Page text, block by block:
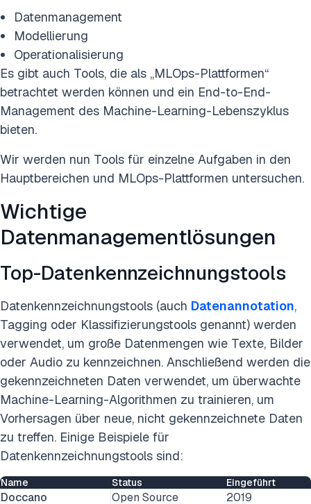
Datenmanagement
Modellierung
Operationalisierung
Es gibt auch Tools, die als „MLOps-Plattformen“
betrachtet werden können und ein End-to-End-
Management des Machine-Learning-Lebenszyklus
bieten.
Wir werden nun Tools für einzelne Aufgaben in den
Hauptbereichen und MLOps-Plattformen untersuchen.
Wichtige
Datenmanagementlösungen
Top-Datenkennzeichnungstools
Datenkennzeichnungstools (auch Datenannotation,
Tagging oder Klassifizierungstools genannt) werden
verwendet, um große Datenmengen wie Texte, Bilder
oder Audio zu kennzeichnen. Anschließend werden die
gekennzeichneten Daten verwendet, um überwachte
Machine-Learning-Algorithmen zu trainieren, um
Vorhersagen über neue, nicht gekennzeichnete Daten
zu treffen. Einige Beispiele für
Datenkennzeichnungstools sind:
Name Status Eingeführt
Doccano Open Source 2019